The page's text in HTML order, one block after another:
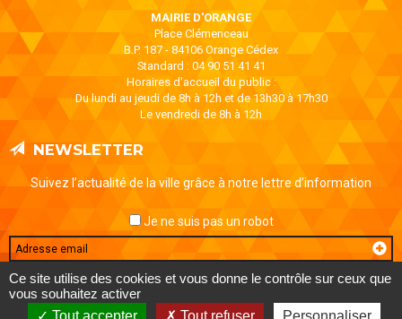
MAIRIE D'ORANGE
Place Clémenceau
B.P. 187 - 84106 Orange Cédex
Standard : 04 90 51 41 41
Horaires d'accueil du public :
Du lundi au jeudi de 8h à 12h et de 13h30 à 17h30
Le vendredi de 8h à 12h
NEWSLETTER
Suivez l’actualité de la ville grâce à notre lettre d’information
Je ne suis pas un robot
Email
MENTIONS LÉGALES DONNÉES PERSONNELLES CONTACT
Ce site utilise des cookies et vous donne le contrôle sur ceux que
vous souhaitez activer
Tout accepter
Tout refuser Personnaliser